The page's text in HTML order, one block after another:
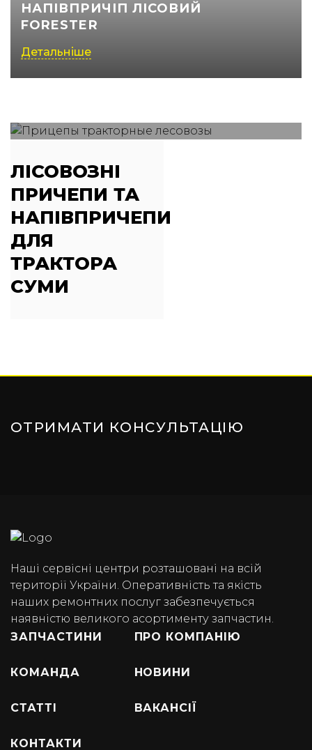
НАПІВПРИЧІП ЛІСОВИЙ
FORESTER
Детальніше
ЛІСОВОЗНІ
ПРИЧЕПИ ТА
НАПІВПРИЧЕПИ
ДЛЯ
ТРАКТОРА
СУМИ
ОТРИМАТИ КОНСУЛЬТАЦІЮ
Наші сервісні центри розташовані на всій
території України. Оперативність та якість
наших ремонтних послуг забезпечується
наявністю великого асортименту запчастин.
ЗАПЧАСТИНИ
ПРО КОМПАНІЮ
КОМАНДА НОВИНИ
СТАТТІ ВАКАНСІЇ
КОНТАКТИ